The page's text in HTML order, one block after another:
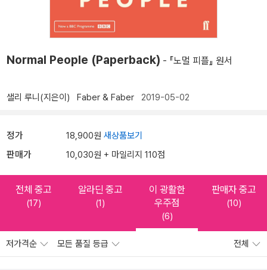
Normal People (Paperback) - 『노멀 피플』 원서
샐리 루니(지은이) Faber & Faber 2019-05-02
정가 18,900원 새상품보기
판매가 10,030원 + 마일리지 110점
전체 중고
(17)
알라딘 중고
(1)
이 광활한
우주점
(6)
판매자 중고
(10)
저가격순 모든 품질 등급 전체